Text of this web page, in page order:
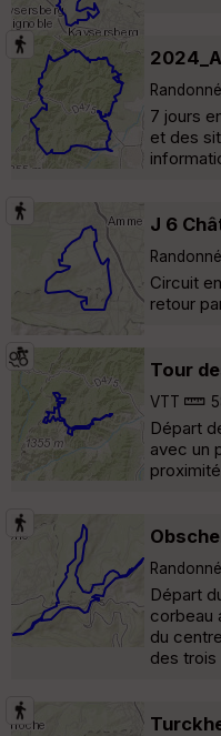
7 jours
et des
J 6
Circuit
retour
Tour
VTT
Départ
avec un
Départ
corbeau
du
des trois